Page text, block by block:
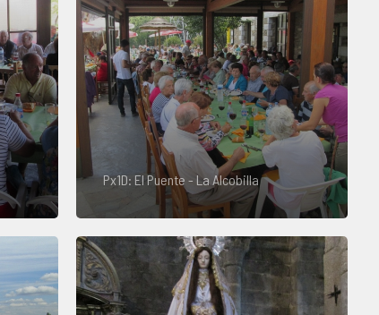
Px1D: El Puente - La Alcobilla